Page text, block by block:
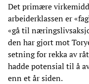
Det primære
arbeiderklassen er
«gå til
den har gjort mot
setning for rekka av
hadde potensial til å
enn et år siden.